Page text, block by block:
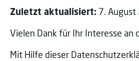
Zuletzt aktualisiert: 7.
Vielen Dank für Ihr Interesse an
Mit Hilfe dieser